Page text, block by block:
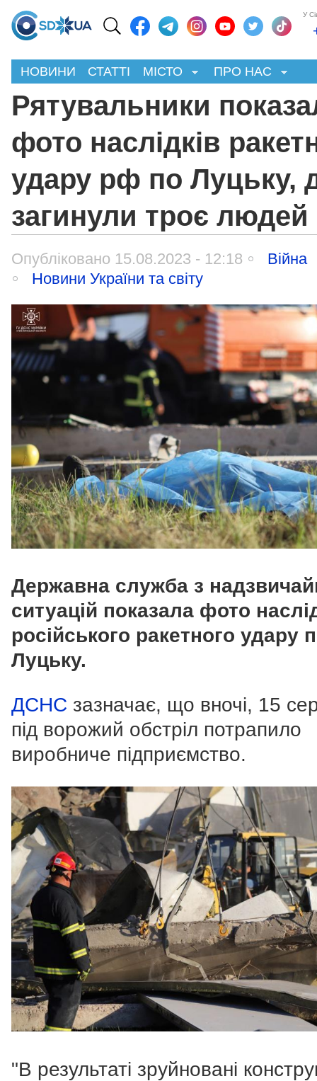
У
НОВИНИ СТАТТІ МІСТО ПРО НАС
Рятувальники
фото наслідків
удару рф по Луцьку,
загинули троє людей
Опубліковано 15.08.2023 - 12:18
Війна
Новини України та світу
Державна служба з
ситуацій показала фото
російського ракетного удару
Луцьку.
ДСНС зазначає, що вночі, 15
під ворожий обстріл потрапило
виробниче підприємство.
"В результаті зруйновані